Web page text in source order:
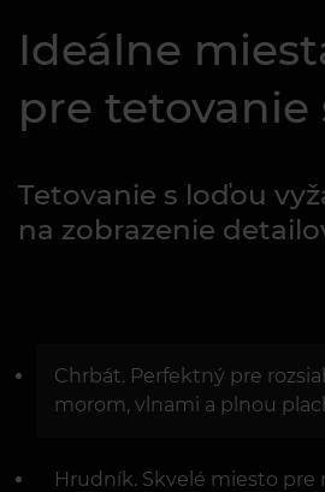
Ideálne
pre tetovanie
Tetovanie s loďou
na zobrazenie
Chrbát. Perfektný pre
morom, vlnami a plnou
Hrudník. Skvelé miesto pre